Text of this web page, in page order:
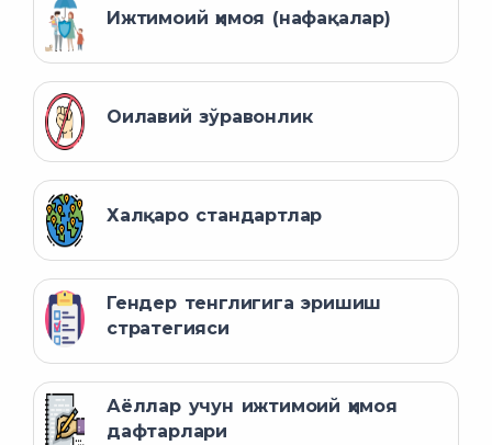
Ижтимоий ҳимоя (нафақалар)
Оилавий зўравонлик
Халқаро стандартлар
Гендер тенглигига эришиш
стратегияси
Аёллар учун ижтимоий ҳимоя
дафтарлари